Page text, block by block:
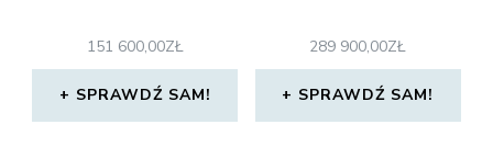
151 600,00ZŁ
SPRAWDŹ SAM!
289 900,00ZŁ
SPRAWDŹ SAM!